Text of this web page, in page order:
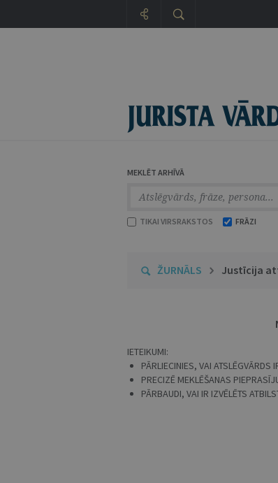
MEKLĒT ARHĪVĀ
TIKAI VIRSRAKSTOS FRĀZI
ŽURNĀLS Justīcija
IETEIKUMI:
PĀRLIECINIES, VAI ATSLĒGVĀRDS
PRECIZĒ MEKLĒŠANAS
PĀRBAUDI, VAI IR IZVĒLĒTS